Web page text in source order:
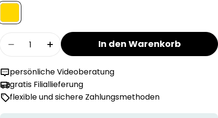
Menge
Menge für NALA Wand- / Deckenleuchte
Menge für NALA Wand- /
In den Warenkorb
persönliche Videoberatung
gratis Filiallieferung
flexible und sichere Zahlungsmethoden